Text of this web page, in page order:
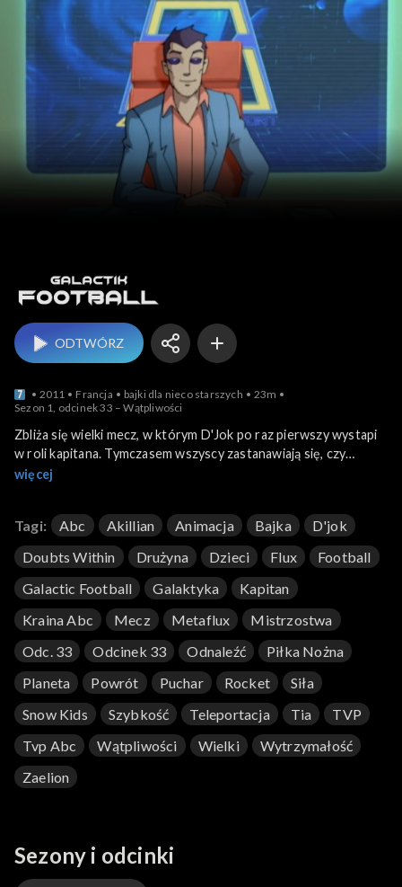
Galactik Football
ODTWÓRZ
2011 Francja bajki dla nieco starszych
23m
Sezon 1, odcinek 33 – Wątpliwości
Zbliża się wielki mecz, w którym D'Jok po raz pierwszy wystapi
w roli kapitana. Tymczasem wszyscy zastanawiają się, czy
Rocket powróci jeszcze do drużyny. Tia postanawia go
więcej
Tagi: Abc Akillian Animacja Bajka
D'jok
Doubts Within
Drużyna Dzieci Flux
Football
Galactic Football
Galaktyka
Kapitan
Kraina Abc
Mecz Metaflux
Mistrzostwa
Odc. 33
Odcinek 33 Odnaleźć
Piłka Nożna
Planeta
Powrót Puchar Rocket
Siła
Snow Kids
Szybkość Teleportacja Tia
TVP
Tvp Abc
Wątpliwości Wielki
Wytrzymałość
Zaelion
Sezony i odcinki